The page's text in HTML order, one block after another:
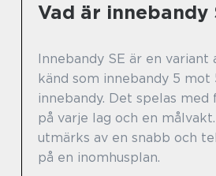
Vad är innebandy
Innebandy SE är en variant
känd som innebandy 5 mot
innebandy. Det spelas
på varje lag och en
utmärks av en snabb och
på en inomhusplan.